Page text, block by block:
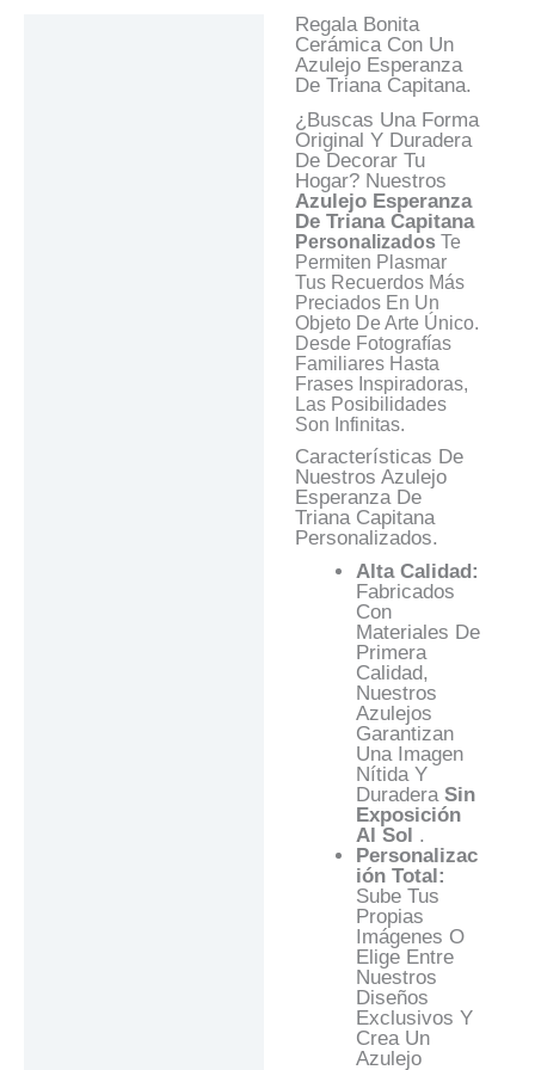
Regala Bonita
Cerámica Con Un
Azulejo Esperanza
De Triana Capitana.
¿Buscas Una Forma
Original Y Duradera
De Decorar Tu
Hogar? Nuestros
Azulejo Esperanza
De Triana Capitana
Personalizados Te
Permiten Plasmar
Tus Recuerdos Más
Preciados En Un
Objeto De Arte Único.
Desde Fotografías
Familiares Hasta
Frases Inspiradoras,
Las Posibilidades
Son Infinitas.
Características De
Nuestros Azulejo
Esperanza De
Triana Capitana
Personalizados.
Alta Calidad:
Fabricados
Con
Materiales De
Primera
Calidad,
Nuestros
Azulejos
Garantizan
Una Imagen
Nítida Y
Duradera Sin
Exposición
Al Sol .
Personalizac
Ión Total:
Sube Tus
Propias
Imágenes O
Elige Entre
Nuestros
Diseños
Exclusivos Y
Crea Un
Azulejo